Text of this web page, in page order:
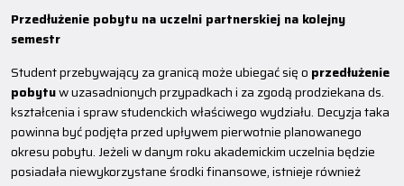
Przedłużenie pobytu na uczelni partnerskiej na kolejny
semestr
Student przebywający za granicą może ubiegać się o przedłużenie
pobytuw uzasadnionych przypadkach i za zgodą prodziekana ds.
kształcenia i spraw studenckich właściwego wydziału. Decyzja taka
powinna być podjęta przed upływem pierwotnie planowanego
okresu pobytu. Jeżeli w danym roku akademickim uczelnia będzie
posiadała niewykorzystane środki finansowe, istnieje również